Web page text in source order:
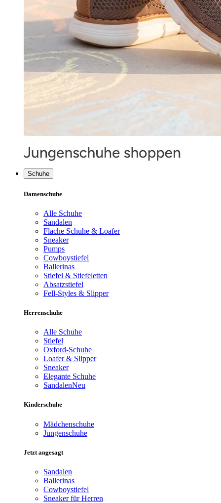
Schuhe
Damenschuhe
Alle Schuhe
Sandalen
Flache Schuhe & Loafer
Sneaker
Pumps
Cowboystiefel
Ballerinas
Stiefel & Stiefeletten
Absatzstiefel
Fell-Styles & Slipper
Herrenschuhe
Alle Schuhe
Stiefel
Oxford-Schuhe
Loafer & Slipper
Sneaker
Elegante Schuhe
SandalenNeu
Kinderschuhe
Mädchenschuhe
Jungenschuhe
Jetzt angesagt
Sandalen
Ballerinas
Cowboystiefel
Sneaker für Herren